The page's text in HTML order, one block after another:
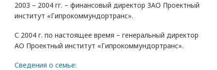
2003 – 2004 гг. – финансовый директор ЗАО Проектный
институт «Гипрокоммундортранс».
С 2004 г. по настоящее время – генеральный директор
АО Проектный институт «Гипрокоммундортранс».
Сведения о семье: